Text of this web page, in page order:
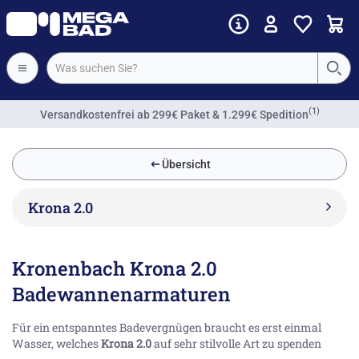
Versandkostenfrei ab 299€ Paket & 1.299€ Spedition(1)
Übersicht
Krona 2.0
Kronenbach Krona 2.0
Badewannenarmaturen
Für ein entspanntes Badevergnügen braucht es erst einmal
Wasser, welchesKrona 2.0auf sehr stilvolle Art zu spenden